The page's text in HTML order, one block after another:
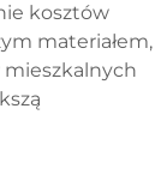
kosztów
materiałem,